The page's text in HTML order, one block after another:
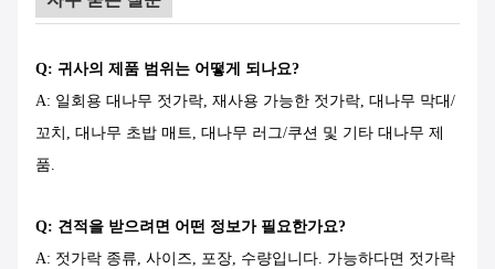
Q: 귀사의 제품 범위는 어떻게 되나요?
A: 일회용 대나무 젓가락, 재사용 가능한 젓가락, 대나무 막대/
꼬치, 대나무 초밥 매트, 대나무 러그/쿠션 및 기타 대나무 제
품.
Q: 견적을 받으려면 어떤 정보가 필요한가요?
A: 젓가락 종류, 사이즈, 포장, 수량입니다. 가능하다면 젓가락